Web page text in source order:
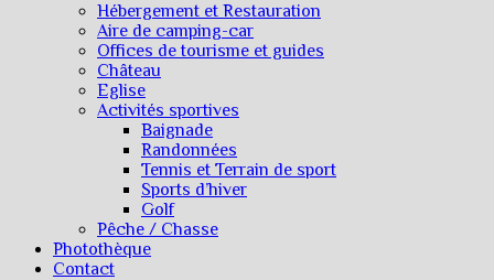
Hébergement et Restauration
Aire de camping-car
Offices de tourisme et guides
Château
Eglise
Activités sportives
Baignade
Randonnées
Tennis et Terrain de sport
Sports d’hiver
Golf
Pêche / Chasse
Photothèque
Contact